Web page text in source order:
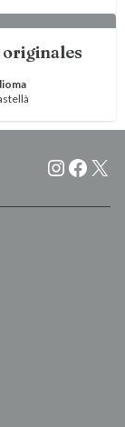
originales
X